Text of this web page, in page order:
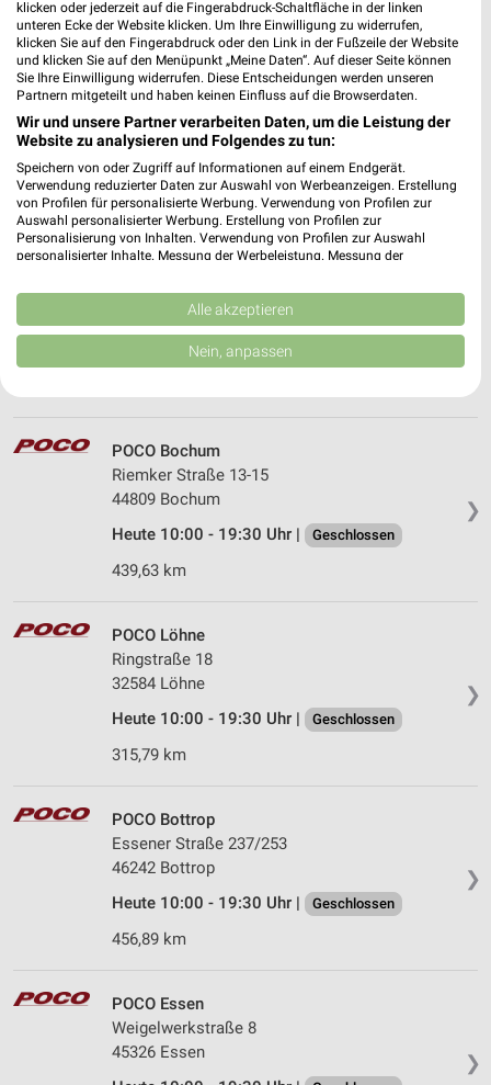
333,59 km
POCO Gelsenkirchen
Emscherstraße 24
45891 Gelsenkirchen
Heute 10:00 - 19:30 Uhr | Geschlossen
445,98 km
❯
POCO Wesel
RWE-Straße 2
46485 Wesel
Heute 10:00 - 19:30 Uhr |
❯
POCO Bochum
Riemker Straße 13-15
44809 Bochum
Heute 10:00 - 19:30 Uhr |
Geschlossen
439,63 km
❯
POCO Löhne
Ringstraße 18
32584 Löhne
Heute 10:00 - 19:30 Uhr |
Geschlossen
315,79 km
❯
POCO Bottrop
Essener Straße 237/253
46242 Bottrop
Heute 10:00 - 19:30 Uhr |
Geschlossen
456,89 km
❯
POCO Essen
Weigelwerkstraße 8
45326 Essen
klicken oder jederzeit auf die Fingerabdruck-Schaltfläche in der linken
unteren Ecke der Website klicken. Um Ihre Einwilligung zu widerrufen,
klicken Sie auf den Fingerabdruck oder den Link in der Fußzeile der Website
und klicken Sie auf den Menüpunkt „Meine Daten“. Auf dieser Seite können
Sie Ihre Einwilligung widerrufen. Diese Entscheidungen werden unseren
Partnern mitgeteilt und haben keinen Einfluss auf die Browserdaten.
Wir und unsere Partner verarbeiten Daten, um die Leistung der
Website zu analysieren und Folgendes zu tun:
Speichern von oder Zugriff auf Informationen auf einem Endgerät.
Verwendung reduzierter Daten zur Auswahl von Werbeanzeigen. Erstellung
von Profilen für personalisierte Werbung. Verwendung von Profilen zur
Auswahl personalisierter Werbung. Erstellung von Profilen zur
Personalisierung von Inhalten. Verwendung von Profilen zur Auswahl
personalisierter Inhalte. Messung der Werbeleistung. Messung der
Kombinationen von Daten aus verschiedenen Quellen. Entwicklung und
Verbesserung der Angebote. Verwendung reduzierter Daten zur Auswahl
von Inhalten.
Daten können außerhalb der Europäischen Union weitergegeben und in die
USA gesendet werden.
Website/App.
Wir nutzen Ihre Daten für folgende Zwecke:
Speichern von oder Zugriff auf Informationen
auf einem Endgerät
Verwendung reduzierter Daten zur Auswahl von
Verwendung von Profilen zur Auswahl
personalisierter Werbung
Verwendung von Profilen zur Auswahl
Messung der Werbeleistung
Messung der Performance von Inhalten
Analyse von Zielgruppen durch Statistiken oder
Kombinationen von Daten aus verschiedenen
Entwicklung und Verbesserung der Angebote
Alle akzeptieren
Nein, anpassen